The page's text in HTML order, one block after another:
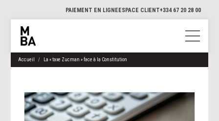
PAIEMENT EN LIGNEESPACE CLIENT+334 67 20 28 00
Accueil La « taxe Zucman » face à la Constitution